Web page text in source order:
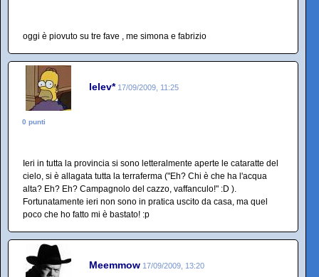
oggi è piovuto su tre fave , me simona e fabrizio
lelev* 17/09/2009, 11:25
0 punti
Ieri in tutta la provincia si sono letteralmente aperte le cataratte del
cielo, si è allagata tutta la terraferma ("Eh? Chi è che ha l'acqua
alta? Eh? Eh? Campagnolo del cazzo, vaffanculo!" :D ).
Fortunatamente ieri non sono in pratica uscito da casa, ma quel
poco che ho fatto mi è bastato! :p
Meemmow 17/09/2009, 13:20